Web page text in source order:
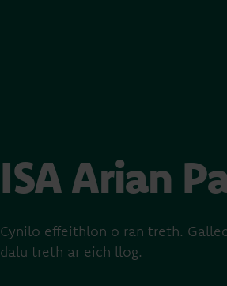
ISA Arian
Cynilo effeithlon o ran treth.
dalu treth ar eich llog.